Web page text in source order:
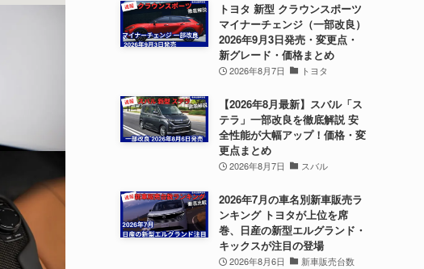
トヨタ 新型 クラウンスポーツ
マイナーチェンジ（一部改良）
2026年9月3日発売・変更点・
新グレード・価格まとめ
2026年8月7日 トヨタ
【2026年8月最新】スバル「ス
テラ」一部改良を徹底解説 安
全性能が大幅アップ！価格・変
更点まとめ
2026年8月7日 スバル
2026年7月の車名別新車販売ラ
ンキング トヨタが上位を席
巻、日産の新型エルグランド・
キックスが注目の登場
2026年8月6日 新車販売台数